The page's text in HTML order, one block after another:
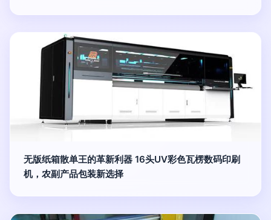
无版纸箱散单王的革新利器 16头UV彩色瓦楞数码印刷
机，农副产品包装新选择